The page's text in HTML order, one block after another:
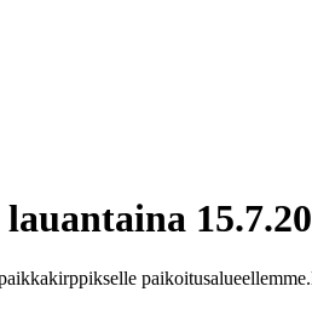
paikoitusalueellemme.